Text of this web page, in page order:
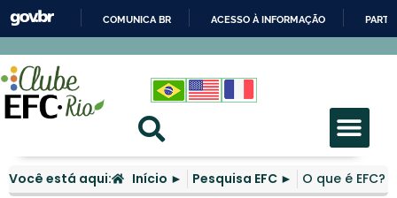
O
COMUNICA BR ACESSO À INFORMAÇÃO
Você está aqui: Início ► Pesquisa EFC ► O que é EFC?